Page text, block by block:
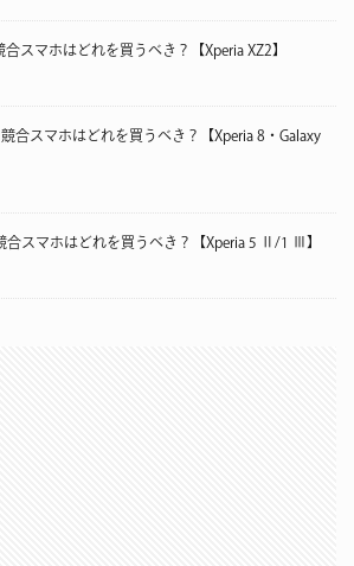
合スマホはどれを買うべき？【Xperia XZ2】
合スマホはどれを買うべき？【Xperia 8・Galaxy
合スマホはどれを買うべき？【Xperia 5 Ⅱ/1 Ⅲ】